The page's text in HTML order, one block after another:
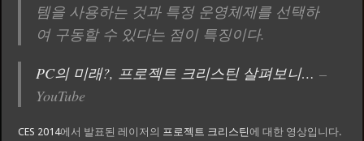
템을 사용하는 것과 특정 운영체제를 선택하
여 구동할 수 있다는 점이 특징이다.
PC의 미래?, 프로젝트 크리스틴 살펴보니… –
YouTube
CES 2014에서 발표된 레이저의 프로젝트 크리스틴에 대한 영상입니다.